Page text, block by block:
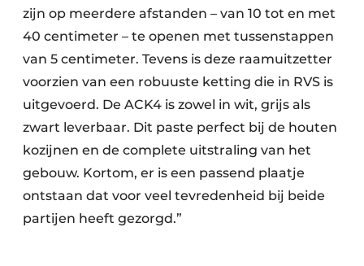
zijn op meerdere afstanden – van 10 tot en met
40 centimeter – te openen met tussenstappen
van 5 centimeter. Tevens is deze raamuitzetter
voorzien van een robuuste ketting die in RVS is
uitgevoerd. De ACK4 is zowel in wit, grijs als
zwart leverbaar. Dit paste perfect bij de houten
kozijnen en de complete uitstraling van het
gebouw. Kortom, er is een passend plaatje
ontstaan dat voor veel tevredenheid bij beide
partijen heeft gezorgd.”